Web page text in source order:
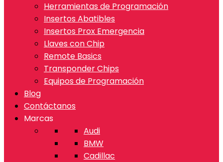
Herramientas de Programación
Insertos Abatibles
Insertos Prox Emergencia
Llaves con Chip
Remote Basics
Transponder Chips
Equipos de Programación
Blog
Contáctanos
Marcas
Audi
BMW
Cadillac